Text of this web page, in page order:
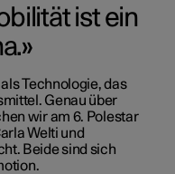
ist ein
Technologie, das
Genau über
wir am 6. Polestar
Welti und
Beide sind sich